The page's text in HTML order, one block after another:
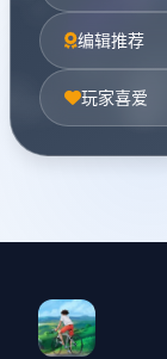
编辑推荐
玩家喜爱